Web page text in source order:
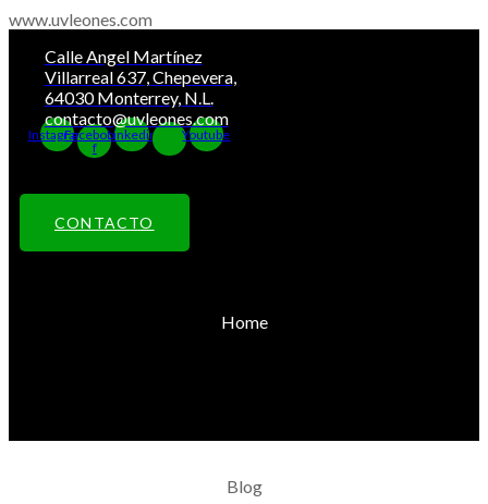
www.uvleones.com
contenido
Calle Angel Martínez
Villarreal 637, Chepevera,
64030 Monterrey, N.L.
contacto@uvleones.com
InstagramFacebook-
f
Linkedin Youtube
CONTACTO
Home
Blog